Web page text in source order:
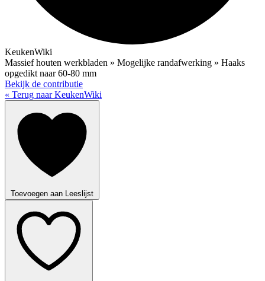
KeukenWiki
Massief houten werkbladen » Mogelijke randafwerking » Haaks
opgedikt naar 60-80 mm
Bekijk de contributie
« Terug naar KeukenWiki
Toevoegen aan Leeslijst